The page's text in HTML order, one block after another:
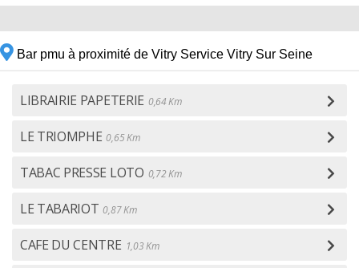
Bar pmu à proximité de Vitry Service Vitry Sur Seine
LIBRAIRIE PAPETERIE 0,64 Km
LE TRIOMPHE 0,65 Km
TABAC PRESSE LOTO 0,72 Km
LE TABARIOT 0,87 Km
CAFE DU CENTRE 1,03 Km